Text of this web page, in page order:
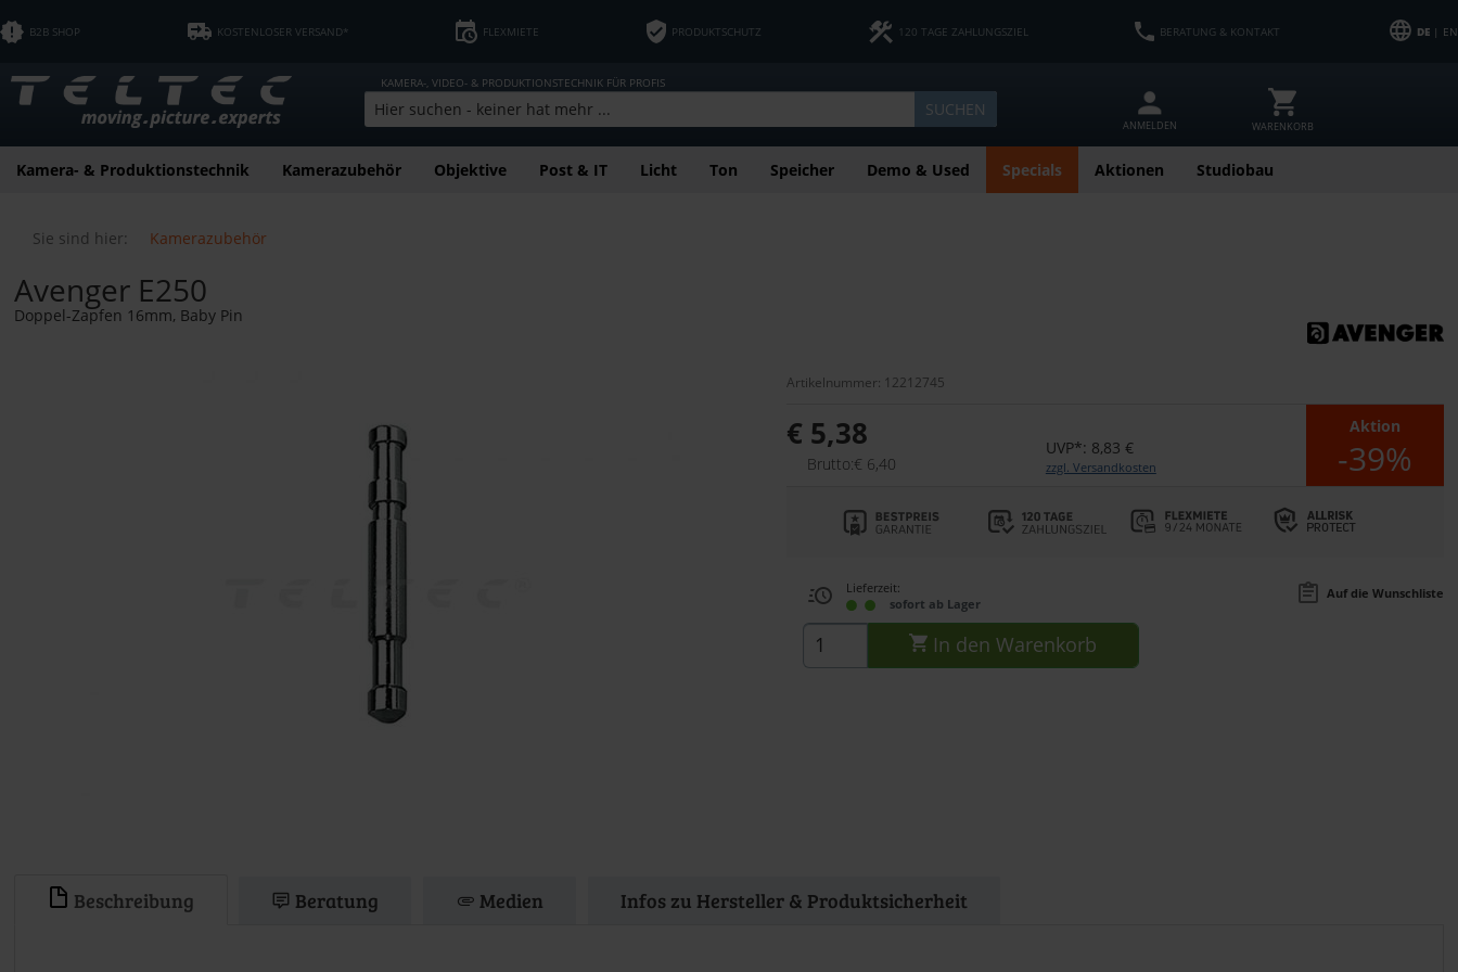
B2B SHOP KOSTENLOSER VERSAND* FLEXMIETE PRODUKTSCHUTZ 120 TAGE ZAHLUNGSZIEL BERATUNG & KONTAKT DE| EN
KAMERA-, VIDEO- & PRODUKTIONSTECHNIK FÜR PROFIS
SUCHEN
ANMELDEN WARENKORB
Kamera- & Produktionstechnik Kamerazubehör Objektive Post & IT Licht Ton Speicher Demo & Used Specials Aktionen Studiobau
Sie sind hier: Kamerazubehör
Avenger E250
Doppel-Zapfen 16mm, Baby Pin
Artikelnummer: 12212745
€ 5,38
Brutto:€ 6,40
UVP*: 8,83 €
zzgl. Versandkosten
Aktion
-39%
Lieferzeit:
sofort ab Lager
Auf die Wunschliste
In den Warenkorb
Beschreibung Beratung Medien Infos zu Hersteller & Produktsicherheit